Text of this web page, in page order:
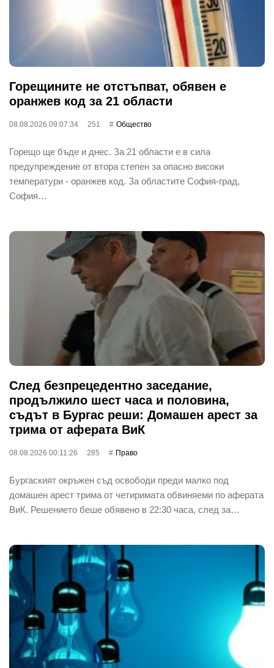
Горещините не отстъпват, обявен е
оранжев код за 21 области
08.08.2026 09:07:34 251 Общество
Горещо ще бъде и днес. За 21 области е в сила
предупреждение от втора степен за опасно високи
температури - оранжев код. За областите София-град,
София…
След безпрецедентно заседание,
продължило шест часа и половина,
съдът в Бургас реши: Домашен арест за
трима от аферата ВиК
08.08.2026 00:11:26 285 Право
Бургаският окръжен съд освободи преди малко под
домашен арест трима от четиримата обвиняеми по аферата
ВиК. Решението беше обявено в 22:30 часа, след за…